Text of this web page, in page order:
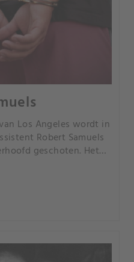
Los Angeles wordt in
Robert Samuels
geschoten. Het